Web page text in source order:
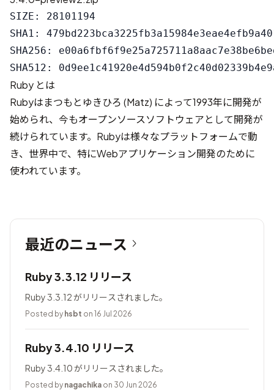
SIZE: 28101194
SHA1:
SHA256:
Ruby とは
Rubyはまつもとゆきひろ (Matz) によって1993年に開発が
始められ、今もオープンソースソフトウェアとして開発が
続けられています。Rubyは様々なプラットフォームで動
き、世界中で、特にWebアプリケーション開発のために
使われています。
最近のニュース
Ruby 3.3.12 リリース
Ruby 3.3.12 がリリースされました。
Posted by hsbt on 16 Jul 2026
Ruby 3.4.10 リリース
Ruby 3.4.10 がリリースされました。
Posted by nagachika on 30 Jun 2026